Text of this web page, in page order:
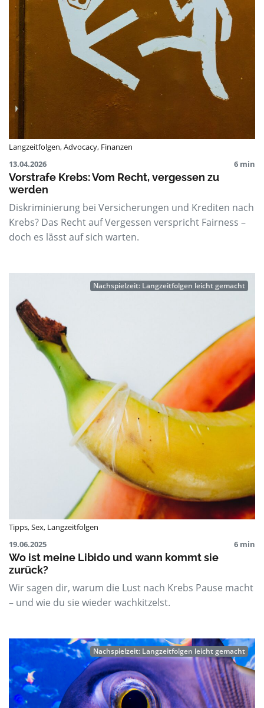
Langzeitfolgen,Advocacy, Finanzen
13.04.2026
6 min
Vorstrafe Krebs: Vom Recht, vergessen zu
werden
Diskriminierung bei Versicherungen und Krediten nach
Krebs? Das Recht auf Vergessen verspricht Fairness –
doch es lässt auf sich warten.
Nachspielzeit: Langzeitfolgen leicht gemacht
Tipps,Sex, Langzeitfolgen
19.06.2025
6 min
Wo ist meine Libido und wann kommt sie
zurück?
Wir sagen dir, warum die Lust nach Krebs Pause macht
– und wie du sie wieder wachkitzelst.
Nachspielzeit: Langzeitfolgen leicht gemacht